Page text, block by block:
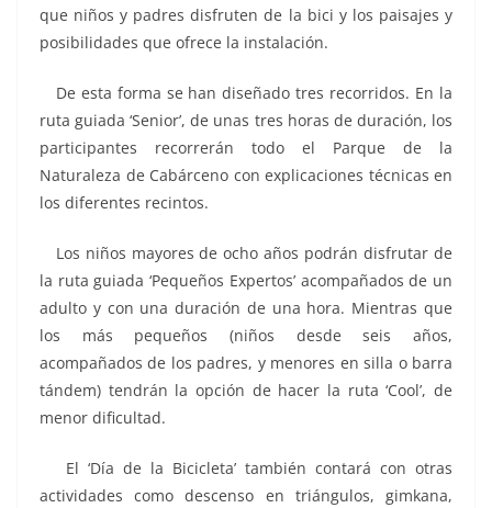
que niños y padres disfruten de la bici y los paisajes y
posibilidades que ofrece la instalación.
De esta forma se han diseñado tres recorridos. En la
ruta guiada ‘Senior’, de unas tres horas de duración, los
participantes recorrerán todo el Parque de la
Naturaleza de Cabárceno con explicaciones técnicas en
los diferentes recintos.
Los niños mayores de ocho años podrán disfrutar de
la ruta guiada ‘Pequeños Expertos’ acompañados de un
adulto y con una duración de una hora. Mientras que
los más pequeños (niños desde seis años,
acompañados de los padres, y menores en silla o barra
tándem) tendrán la opción de hacer la ruta ‘Cool’, de
menor dificultad.
El ‘Día de la Bicicleta’ también contará con otras
actividades como descenso en triángulos, gimkana,